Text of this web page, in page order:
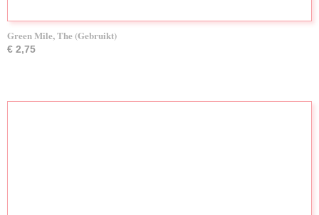
Green Mile, The (Gebruikt)
€ 2,75